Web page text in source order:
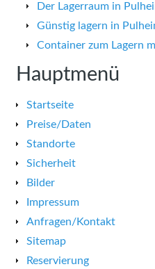
Der Lagerraum in
Günstig lagern in
Container zum Lagern
Hauptmenü
Startseite
Preise/Daten
Standorte
Sicherheit
Bilder
Impressum
Anfragen/Kontakt
Sitemap
Reservierung